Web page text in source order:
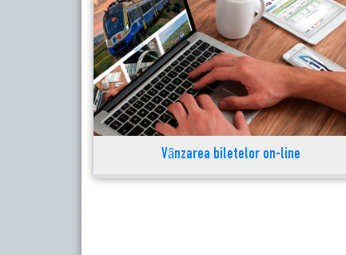
Vânzarea biletelor on-line